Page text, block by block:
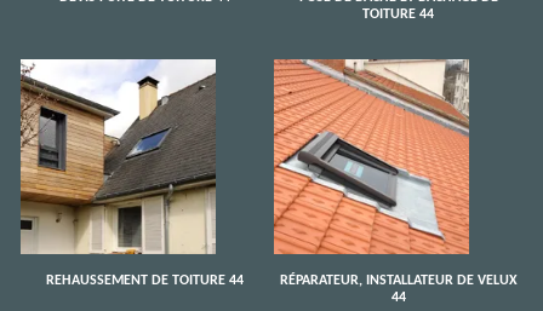
TOITURE 44
REHAUSSEMENT DE TOITURE 44
RÉPARATEUR, INSTALLATEUR DE VELUX
44